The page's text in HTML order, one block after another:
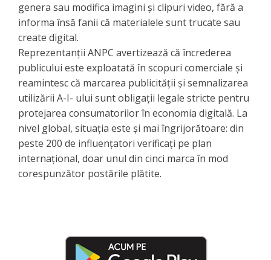
genera sau modifica imagini și clipuri video, fără a
informa însă fanii că materialele sunt trucate sau
create digital.
​Reprezentanții ANPC avertizează că încrederea
publicului este exploatată în scopuri comerciale și
reamintesc că marcarea publicității și semnalizarea
utilizării A-I- ului sunt obligații legale stricte pentru
protejarea consumatorilor în economia digitală. La
nivel global, situația este și mai îngrijorătoare: din
peste 200 de influențatori verificați pe plan
internațional, doar unul din cinci marca în mod
corespunzător postările plătite.